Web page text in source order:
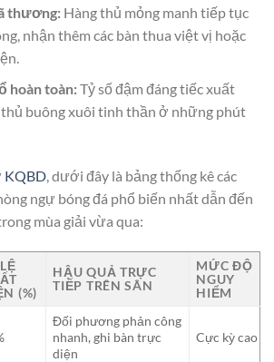
thương:Hàng thủ mỏng manh tiếp tục
nhận thêm các bàn thua việt vị hoặc
hoàn toàn:Tỷ số đậm đáng tiếc xuất
thủ buông xuôi tinh thần ở những phút
KQBD, dưới đây là bảng thống kê các
ngự bóng đá phổ biến nhất dẫn đến
mùa giải vừa qua:
(%)
HẬU QUẢ TRỰC
TIẾP TRÊN SÂN
MỨC ĐỘ
NGUY
HIỂM
Đối phương phản công
nhanh, ghi bàn trực
diện
Cực kỳ cao